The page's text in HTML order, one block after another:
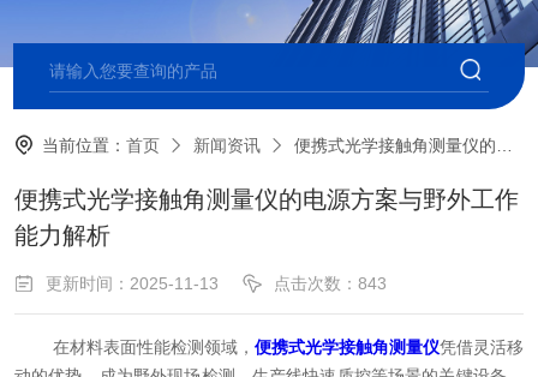
当前位置：首页 新闻资讯 便携式光学接触角测量仪的电源方案与野外工作能力解析
便携式光学接触角测量仪的电源方案与野外工作
能力解析
更新时间：2025-11-13 点击次数：843
在材料表面性能检测领域， 便携式光学接触角测量仪凭借灵活移